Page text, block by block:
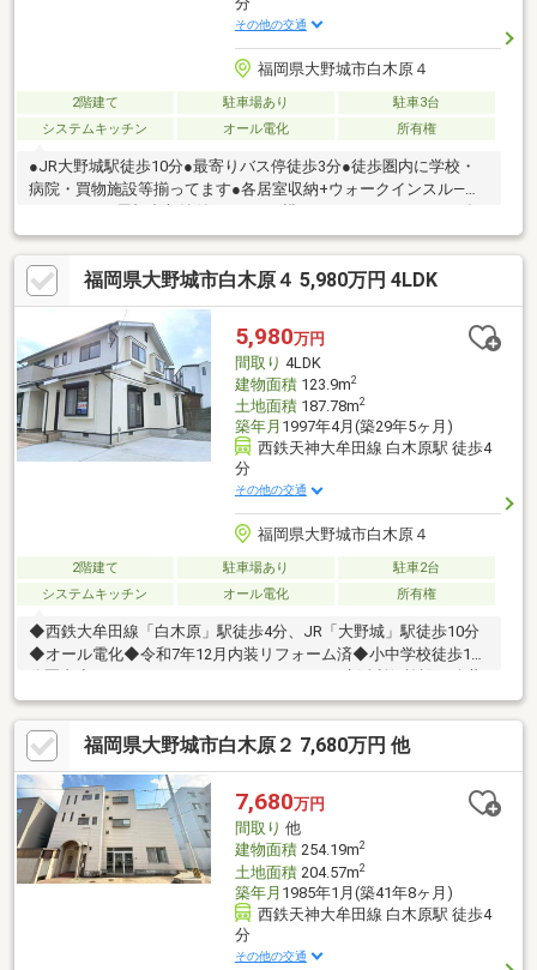
その他の交通
福岡県大野城市白木原４
2階建て 駐車場あり
駐車3台
システムキッチン
オール電化 所有権
●JR大野城駅徒歩10分●最寄りバス停徒歩3分●徒歩圏内に学校・
病院・買物施設等揃ってます●各居室収納+ウォークインスル―ク
12月内装リフォーム済（洗面台交換、IHコンロ・換気扇等交換、
照明器具交換、畳表替え、襖・障子・網戸張替え、クロス・CFシ
ート貼替え）駅から徒歩4分です。内装リフォーム済の物件です。
不動産を探すなら、当社にお任せください。不動産の購入につい
てお困りの点などございましたら、ぜひご連絡くださいませ。
福岡県大野城市白木原４ 5,980万円 4LDK
5,980万円
間取り 4LDK
建物面積123.9m2
土地面積187.78m2
築年月 1997年4月(築29年5ヶ月)
西鉄天神大牟田線 白木原駅 徒歩4
分
その他の交通
福岡県大野城市白木原４
2階建て 駐車場あり
駐車2台
システムキッチン
オール電化 所有権
◆西鉄大牟田線「白木原」駅徒歩4分、JR「大野城」駅徒歩10分
◆オール電化◆令和7年12月内装リフォーム済◆小中学校徒歩10
機関が近隣に揃う便利な立地です。子育て世代にも人気のエリア
で、小中学校も徒歩10分内ですので通学も安心です。ぜひご覧く
ださい！福岡県大野城市白木原２ 7,680万円 他
7,680万円
間取り 他
建物面積254.19m2
土地面積204.57m2
築年月 1985年1月(築41年8ヶ月)
西鉄天神大牟田線 白木原駅 徒歩4
分
その他の交通